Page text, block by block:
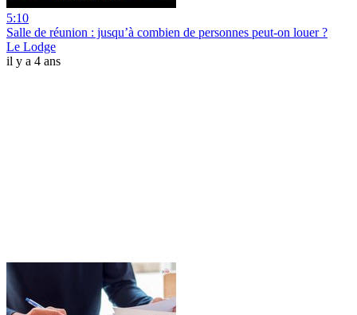
5:10
Salle de réunion : jusqu’à combien de personnes peut-on louer ?
Le Lodge
il y a 4 ans